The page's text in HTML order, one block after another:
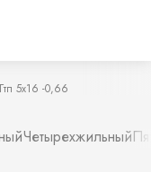
5х16 -0,66
Четырехжильный